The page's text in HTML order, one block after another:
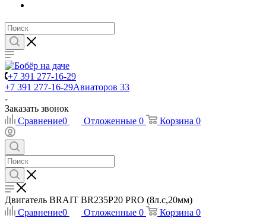
+7 391 277-16-29
+7 391 277-16-29Авиаторов 33
Заказать звонок
Сравнение0 Отложенные 0 Корзина 0
Двигатель BRAIT BR235Р20 PRO (8л.с,20мм)
Сравнение0 Отложенные 0 Корзина 0